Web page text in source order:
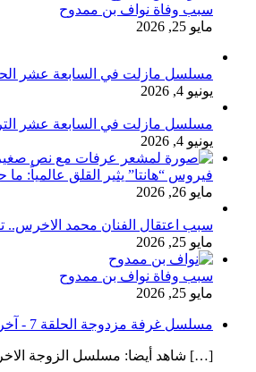
سبب وفاة نواف بن ممدوح
مايو 25, 2026
مسلسل مازلت في السابعة عشر الحلقة 1
يونيو 4, 2026
مسلسل مازلت في السابعة عشر
يونيو 4, 2026
فيروس “هانتا” يثير القلق عالمياً:
مايو 26, 2026
سبب اعتقال الفنان محمد الاخرس..
مايو 25, 2026
سبب وفاة نواف بن ممدوح
مايو 25, 2026
مسلسل غرفة مزدوجة الحلقة 7 - آخر صيحة
[…] شاهد أيضا: مسلسل الزوجة الاخرى